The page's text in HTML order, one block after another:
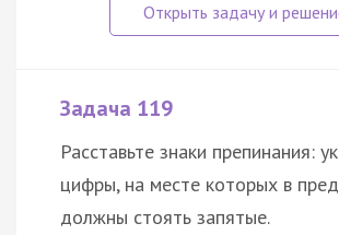
Задача 119
Расставьте знаки препинания:
цифры, на месте которых в
должны стоять запятые.